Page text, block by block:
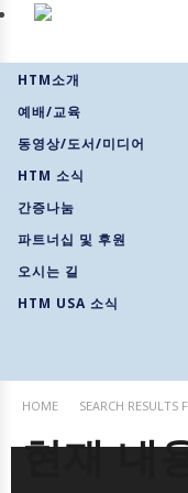
HTM소개
예배/교육
동영상/도서/미디어
HTM 소식
간증나눔
파트너십 및 후원
오시는 길
HTM USA 소식
HOME SEARCH
현재 내